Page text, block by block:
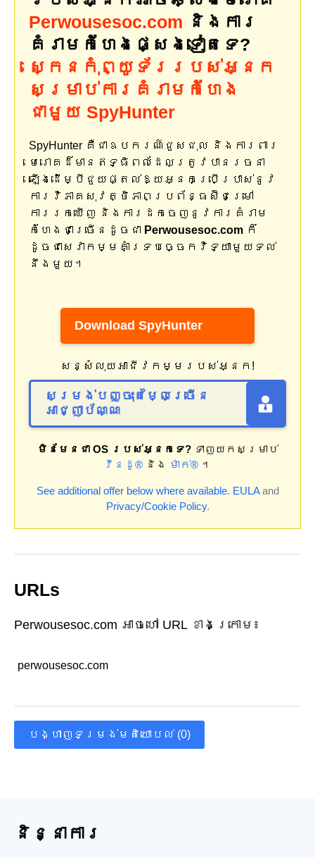
Perwousesoc.com និងការ
គំរាមកំហែងផ្សេងទៀតទេ?
ស្កេនកុំព្យូទ័ររបស់អ្នក
សម្រាប់ការគំរាមកំហែង
ជាមួយ SpyHunter
SpyHunter គឺជាឧបករណ៍ជួសជុល និងការពារ
មេរោគដ៏មានឥទ្ធិពលដែលត្រូវបានរចនា
ឡើងដើម្បីជួយផ្តល់ឱ្យអ្នកប្រើប្រាស់នូវ
ការវិភាគសុវត្ថិភាពប្រព័ន្ធស៊ីជម្រៅ
ការរកឃើញ និងការដកចេញនូវការគំរាម
កំហែងជាច្រើនដូចជា Perwousesoc.com ក៏
ដូចជាសេវាកម្មគាំទ្របច្ចេកវិទ្យាមួយទល់
នឹងមួយ។
Download SpyHunter
សន្សំលុយអាជីវកម្មរបស់អ្នក!
សម្រង់បញ្ចុះតម្លៃច្រើន
អាជ្ញាប័ណ្ណ
មិនមែនជា OS របស់អ្នកទេ?ទាញយកសម្រាប់
វីនដូ® និង ម៉ាក់® ។
See additional offer below where available. EULAand
Privacy/Cookie Policy.
URLs
Perwousesoc.com អាចហៅ URL ខាងក្រោម៖
perwousesoc.com
បង្ហាញទម្រង់មតិយោបល់ (0)
និន្នាការ